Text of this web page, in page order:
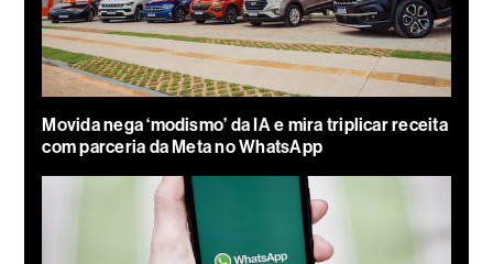
Movida nega ‘modismo’ da IA e mira triplicar receita
com parceria da Meta no WhatsApp